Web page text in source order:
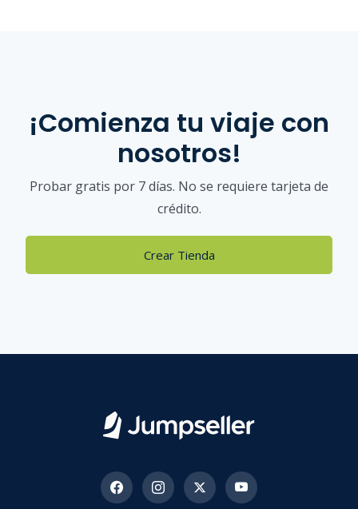
¡Comienza tu viaje con
nosotros!
Probar gratis por 7 días. No se requiere tarjeta de
crédito.
Crear Tienda